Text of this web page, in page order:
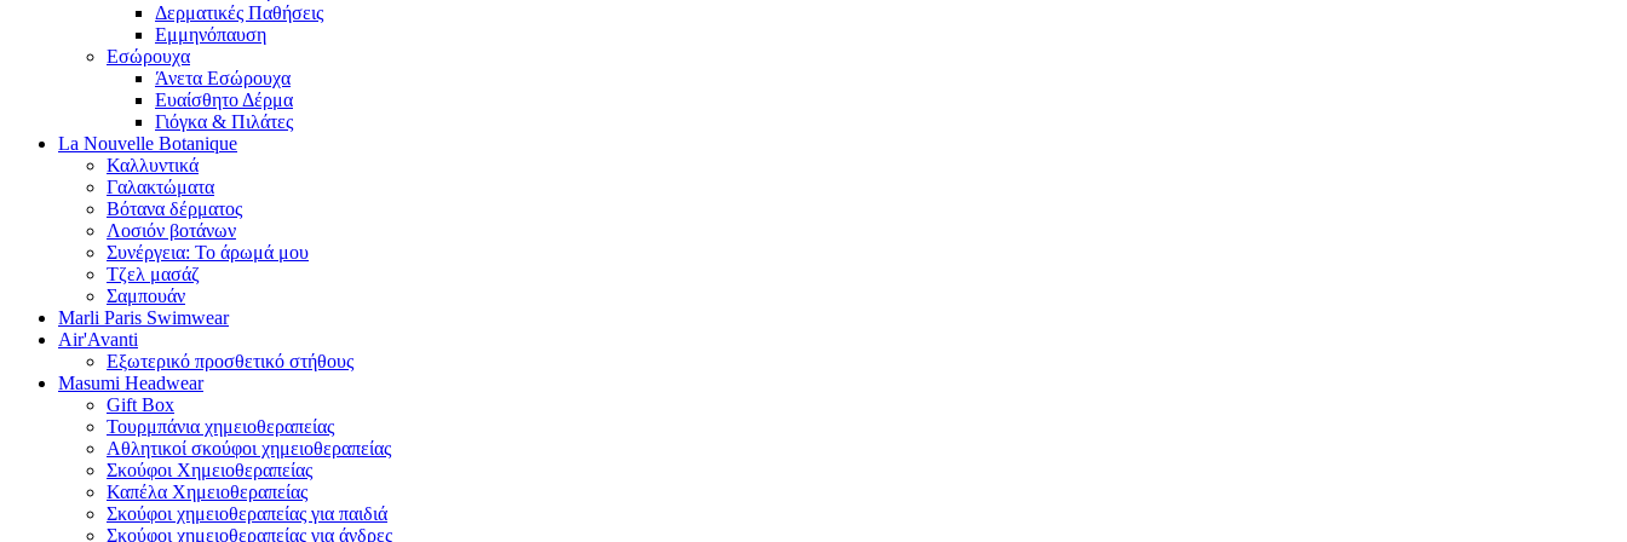
Δερματικές Παθήσεις
Εμμηνόπαυση
Εσώρουχα
Άνετα Εσώρουχα
Ευαίσθητο Δέρμα
Γιόγκα & Πιλάτες
La Nouvelle Botanique
Καλλυντικά
Γαλακτώματα
Βότανα δέρματος
Λοσιόν βοτάνων
Συνέργεια: Το άρωμά μου
Τζελ μασάζ
Σαμπουάν
Marli Paris Swimwear
Air'Avanti
Εξωτερικό προσθετικό στήθους
Masumi Headwear
Gift Box
Τουρμπάνια χημειοθεραπείας
Αθλητικοί σκούφοι χημειοθεραπείας
Σκούφοι Χημειοθεραπείας
Καπέλα Χημειοθεραπείας
Σκούφοι χημειοθεραπείας για παιδιά
Σκούφοι χημειοθεραπείας για άνδρες